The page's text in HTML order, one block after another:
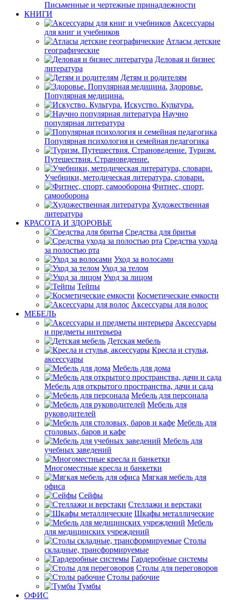
Письменные и чертежные принадлежности
КНИГИ
Аксессуары
для книг и учебников
Атласы детские
географические
Деловая и бизнес
литература
Детям и родителям
Здоровье.
Популярная медицина.
Искуство. Культура.
Научно
популярная литература
Популярная психология и семейная педагогика
Туризм.
Путешествия. Страноведение.
Учебники, методическая литература, словари.
Фитнес, спорт,
самооборона
Художественная
литература
КРАСОТА И ЗДОРОВЬЕ
Средства для бритья
Средства ухода
за полостью рта
Уход за волосами
Уход за телом
Уход за лицом
Тейпы
Косметические емкости
Аксессуары для волос
МЕБЕЛЬ
Аксессуары
и предметы интерьера
Детская мебель
Кресла и стулья,
аксессуары
Мебель для дома
Мебель для открытого пространства, дачи и сада
Мебель для персонала
Мебель для
руководителей
Мебель для
столовых, баров и кафе
Мебель для
учебных заведений
Многоместные кресла и банкетки
Мягкая мебель для
офиса
Сейфы
Стеллажи и верстаки
Шкафы металлические
Мебель
для медицинских учреждений
Столы
складные, трансформируемые
Гардеробные системы
Столы для переговоров
Столы рабочие
Тумбы
ОФИС